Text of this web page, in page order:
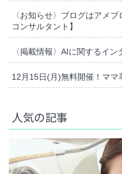
〈お知らせ〉ブログはアメ
コンサルタント】
〈掲載情報〉AIに関するイ
12月15日(月)無料開催！ママ
人気の記事